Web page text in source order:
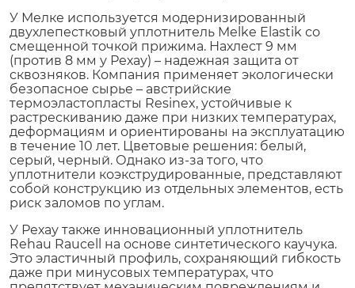
У Мелке используется модернизированный
двухлепестковый уплотнитель Melke Elastik со
смещенной точкой прижима. Нахлест 9 мм
(против 8 мм у Рехау) – надежная защита от
сквозняков. Компания применяет экологически
безопасное сырье – австрийские
термоэластопласты Resinex, устойчивые к
растрескиванию даже при низких температурах,
деформациям и ориентированы на эксплуатацию
в течение 10 лет. Цветовые решения: белый,
серый, черный. Однако из-за того, что
уплотнители коэкструдированные, представляют
собой конструкцию из отдельных элементов, есть
риск заломов по углам.
У Рехау также инновационный уплотнитель
Rehau Raucell на основе синтетического каучука.
Это эластичный профиль, сохраняющий гибкость
даже при минусовых температурах, что